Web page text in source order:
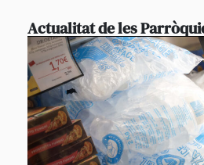
Actualitat de les